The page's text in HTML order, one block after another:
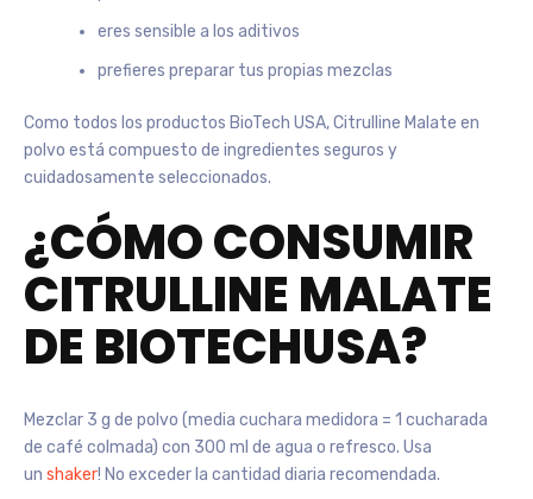
eres sensible a los aditivos
prefieres preparar tus propias mezclas
Como todos los productos BioTech USA, Citrulline Malate en
polvo está compuesto de ingredientes seguros y
cuidadosamente seleccionados.
¿CÓMO CONSUMIR
CITRULLINE MALATE
DE BIOTECHUSA?
Mezclar 3 g de polvo (media cuchara medidora = 1 cucharada
de café colmada) con 300 ml de agua o refresco. Usa
un shaker! No exceder la cantidad diaria recomendada.